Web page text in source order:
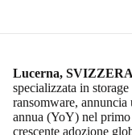
Lucerna,
specializzata in
ransomware,
annua (YoY) nel
crescente adozione